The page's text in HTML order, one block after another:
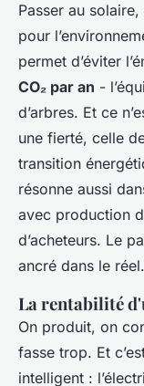
Passer au
pour
permet d’éviter
CO₂ par an -
d’arbres. Et ce
une fierté, celle
transition
résonne aussi
avec production
d’acheteurs. Le
ancré dans le réel.
La rentabilité
On produit, on
fasse trop. Et
intelligent :